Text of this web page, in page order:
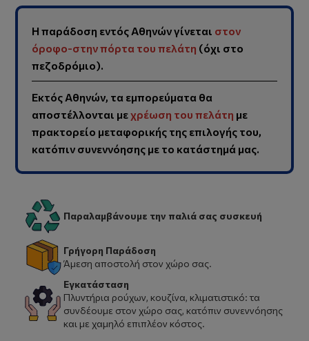
Η παράδοση εντός Αθηνών γίνεται στον
όροφο-στην πόρτα του πελάτη (όχι στο
πεζοδρόμιο).
Εκτός Αθηνών, τα εμπορεύματα θα
αποστέλλονται μεχρέωση του πελάτη με
πρακτορείο μεταφορικής της επιλογής του,
κατόπιν συνεννόησης με το κατάστημά μας.
Παραλαμβάνουμε την παλιά σας συσκευή
Γρήγορη Παράδοση
Άμεση αποστολή στον χώρο σας.
Εγκατάσταση
Πλυντήρια ρούχων, κουζίνα, κλιματιστικό: τα
συνδέουμε στον χώρο σας, κατόπιν συνεννόησης
και με χαμηλό επιπλέον κόστος.